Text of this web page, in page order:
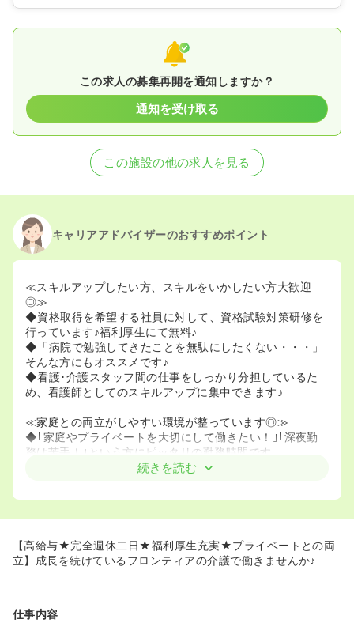
この求人の募集再開を通知しますか？
通知を受け取る
この施設の他の求人を見る
キャリアアドバイザーのおすすめポイント
≪スキルアップしたい方、スキルをいかしたい方大歓迎
◎≫
◆資格取得を希望する社員に対して、資格試験対策研修を
行っています♪福利厚生にて無料♪
◆「病院で勉強してきたことを無駄にしたくない・・・」
そんな方にもオススメです♪
◆看護･介護スタッフ間の仕事をしっかり分担しているた
め、看護師としてのスキルアップに集中できます♪
≪家庭との両立がしやすい環境が整っています◎≫
◆｢家庭やプライベートを大切にして働きたい！｣｢深夜勤
務は苦手！｣という方にピッタリの勤務時間です｡
◆18時に仕事が終われば､自分のための時間も､家族と過ご
◆オンコールもありません♪
◆安心して長く働いてもらうための環境づくり、やる気を
無駄にしないキャリアアップシステムを整えています♪
フと共にチームワークで支えます♪
続きを読む
【高給与★完全週休二日★福利厚生充実★プライベートとの両
立】成長を続けているフロンティアの介護で働きませんか♪
仕事内容